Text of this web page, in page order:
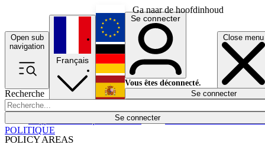
Ga naar de hoofdinhoud
Open sub
navigation
Close menu
Recherche
Se connecter
POLICY AREAS
Économie
Français
English
Deutsch
Español
Se connecter
Vous êtes déconnecté.
Se connecter
POLITIQUE